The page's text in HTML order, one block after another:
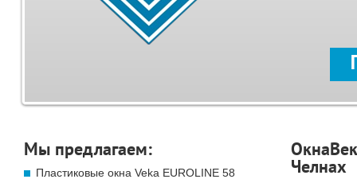
Мы предлагаем:
Пластиковые окна Veka EUROLINE 58
Челнах